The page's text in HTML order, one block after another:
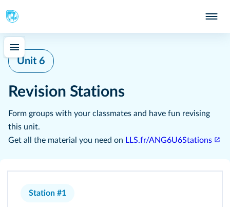
Unit 6
Revision Stations
Form groups with your classmates and have fun revising
this unit.
Get all the material you need on LLS.fr/ANG6U6Stations
Station #1